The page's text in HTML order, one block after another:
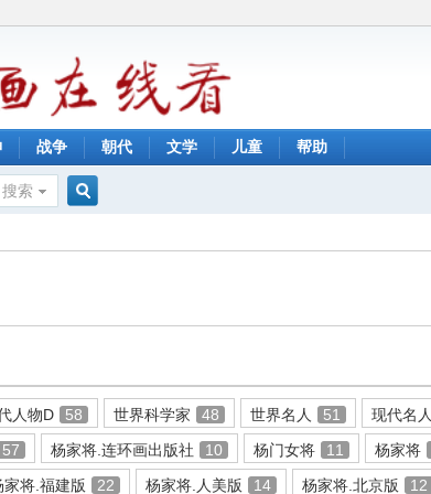
战争 朝代 文学 儿童 帮助
搜索
人物D 58 世界科学家 48 世界名人 51 现代名人
57
杨家将.连环画出版社 10 杨门女将 11 杨家将
家将.福建版
22 杨家将.人美版 14 杨家将.北京版 12